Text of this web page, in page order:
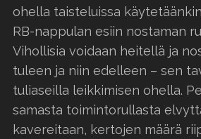
ohella taisteluissa
RB-nappulan esiin nostaman
Vihollisia voidaan heitellä ja
tuleen ja niin edelleen – sen
tuliaseilla leikkimisen ohella.
samasta toimintorullasta
kavereitaan, kertojen määrä